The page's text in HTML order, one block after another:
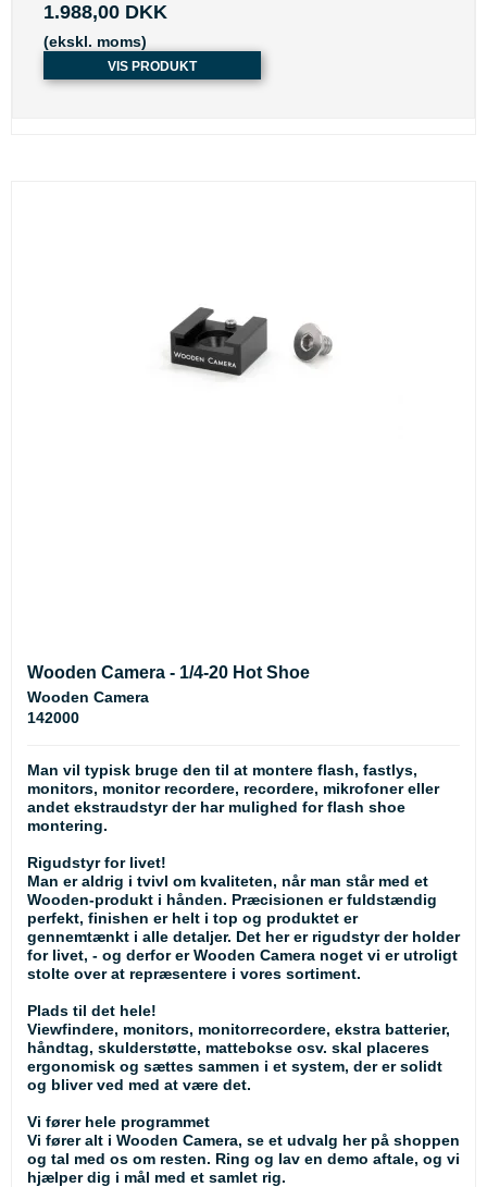
1.988,00 DKK
(ekskl. moms)
VIS PRODUKT
Wooden Camera - 1/4-20 Hot Shoe
Wooden Camera
142000
Man vil typisk bruge den til at montere flash, fastlys,
monitors, monitor recordere, recordere, mikrofoner eller
andet ekstraudstyr der har mulighed for flash shoe
montering.
Rigudstyr for livet!
Man er aldrig i tvivl om kvaliteten, når man står med et
Wooden-produkt i hånden. Præcisionen er fuldstændig
perfekt, finishen er helt i top og produktet er
gennemtænkt i alle detaljer. Det her er rigudstyr der holder
for livet, - og derfor er Wooden Camera noget vi er utroligt
stolte over at repræsentere i vores sortiment.
Plads til det hele!
Viewfindere, monitors, monitorrecordere, ekstra batterier,
håndtag, skulderstøtte, mattebokse osv. skal placeres
ergonomisk og sættes sammen i et system, der er solidt
og bliver ved med at være det.
Vi fører hele programmet
Vi fører alt i Wooden Camera, se et udvalg her på shoppen
og tal med os om resten. Ring og lav en demo aftale, og vi
hjælper dig i mål med et samlet rig.